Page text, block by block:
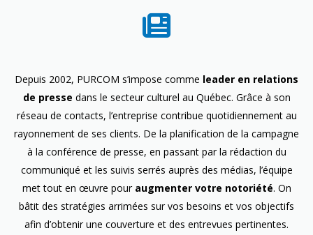
Depuis 2002, PURCOM s’impose comme leader en relations
de presse dans le secteur culturel au Québec. Grâce à son
réseau de contacts, l’entreprise contribue quotidiennement au
rayonnement de ses clients. De la planification de la campagne
à la conférence de presse, en passant par la rédaction du
communiqué et les suivis serrés auprès des médias, l’équipe
met tout en œuvre pour augmenter votre notoriété. On
bâtit des stratégies arrimées sur vos besoins et vos objectifs
afin d’obtenir une couverture et des entrevues pertinentes.